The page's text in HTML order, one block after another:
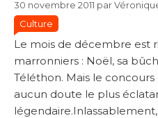
30 novembre 2011 par
Culture
Le mois de décembre est
marronniers : Noël, sa
Téléthon. Mais le concours
aucun doute le plus